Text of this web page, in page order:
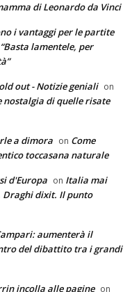
di Leonardo da Vinci
i vantaggi per le partite
lamentele, per
out - Notizie geniali on
nostalgia di quelle risate
a dimora on Come
toccasana naturale
d'Europa on Italia mai
Draghi dixit. Il punto
aumenterà il
del dibattito tra i grandi
incolla alle pagine on